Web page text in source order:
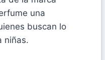
una
buscan lo
niñas.